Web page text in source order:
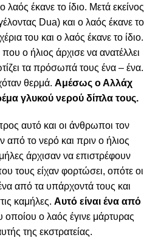
λαός έκανε το ίδιο. Μετά εκείνος
Dua) και ο λαός έκανε το
του και ο λαός έκανε το ίδιο.
ο ήλιος άρχισε να ανατέλλει
τα πρόσωπά τους ένα – ένα.
θερμά. Αμέσως ο Αλλάχ
γλυκού νερού δίπλα τους.
αυτό και οι άνθρωποι τον
το νερό και πριν ο ήλιος
άρχισαν να επιστρέφουν
τους είχαν φορτώσει, οπότε οι
από τα υπάρχοντά τους και
καμήλες. Αυτό είναι ένα από
οποίου ο λαός έγινε μάρτυρας
της εκστρατείας.